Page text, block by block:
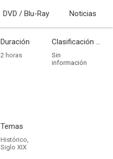
DVD / Blu-Ray Noticias
Duración
2 horas
Clasificación por edades
Sin
información
Temas
Histórico,
Siglo XIX